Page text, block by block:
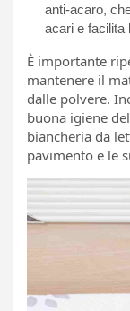
anti-acaro,
acari e facilita
È importante
mantenere il
dalle polvere.
buona igiene
biancheria da
pavimento e le